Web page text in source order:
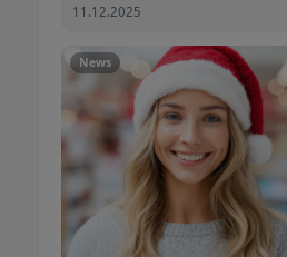
11.12.2025
News